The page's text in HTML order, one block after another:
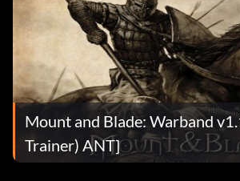
Mount and Blade: Warband
Trainer) ANT]